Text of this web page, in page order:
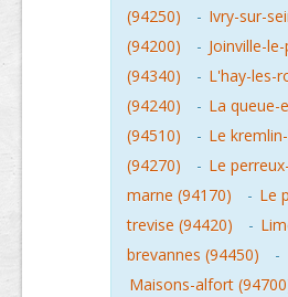
(94250)
- Ivry-sur-
(94200)
- Joinville-
(94340)
- L'hay-les-
(94240)
- La queue-
(94510)
- Le
(94270)
- Le
marne (94170)
- Le
trevise (94420)
-
brevannes (94450)
-
Maisons-alfort